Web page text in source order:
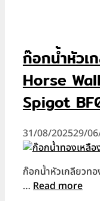
ก๊อกน้ำหัวเ
Horse
Spigot
31/08/202529/
ก๊อกน้ำหัวเกลียวท
… Read more